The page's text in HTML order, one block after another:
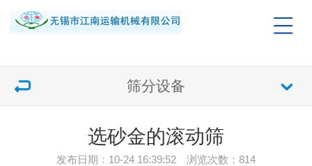
筛分设备
选砂金的滚动筛
发布日期：10-24 16:39:52 浏览次数： 814